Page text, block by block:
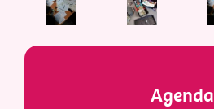
Agenda